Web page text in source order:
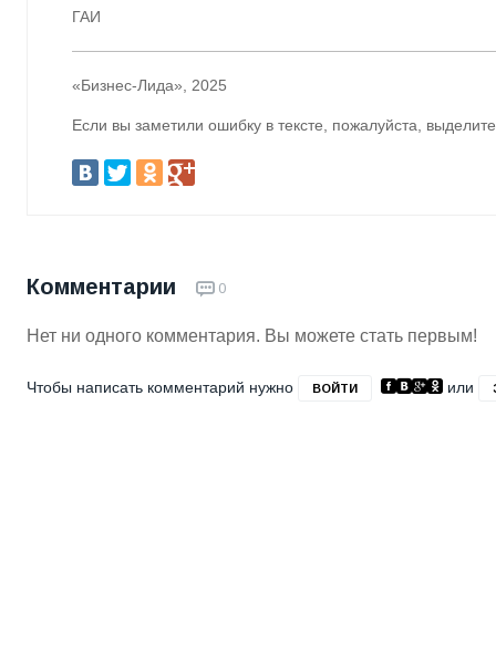
ГАИ
«Бизнес-Лида», 2025
Если вы заметили ошибку в тексте, пожалуйста,
Комментарии 0
Нет ни одного комментария. Вы можете стать первым!
Чтобы написать комментарий нужно ВОЙТИ или